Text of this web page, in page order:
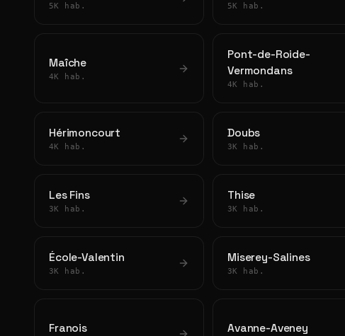
5K hab. 5K hab.
Maîche
4K hab.
Pont-de-Roide-
Vermondans
4K hab.
Hérimoncourt
4K hab.
Doubs
3K hab.
Les Fins
3K hab.
Thise
3K hab.
École-Valentin
3K hab.
Miserey-Salines
3K hab.
Franois Avanne-Aveney